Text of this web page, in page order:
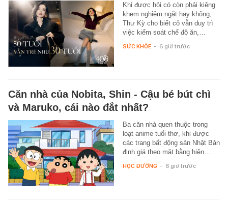
Khi được hỏi có còn phải kiêng
khem nghiêm ngặt hay không,
Thư Kỳ cho biết cô vẫn duy trì
việc kiểm soát chế độ ăn,…
SỨC KHỎE - 6 giờ trước
Căn nhà của Nobita, Shin - Cậu bé bút chì
và Maruko, cái nào đắt nhất?
Ba căn nhà quen thuộc trong
loạt anime tuổi thơ, khi được
các trang bất động sản Nhật Bản
định giá theo mặt bằng hiện…
HỌC ĐƯỜNG - 6 giờ trước